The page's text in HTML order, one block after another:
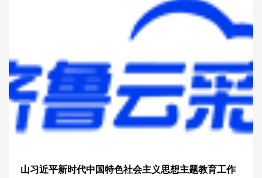
山习近平新时代中国特色社会主义思想主题教育工作